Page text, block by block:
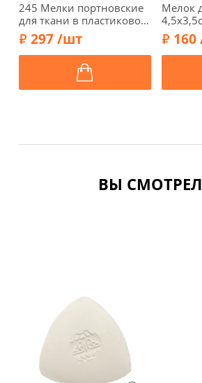
245 Мелки портновские
для ткани в пластиковом
контейнере, 4шт,
Hemline
297 /шт
Мелок
PONY
ВЫ